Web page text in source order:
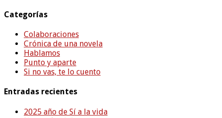
Categorías
Colaboraciones
Crónica de una novela
Hablamos
Punto y aparte
Si no vas, te lo cuento
Entradas recientes
2025 año de Sí a la vida